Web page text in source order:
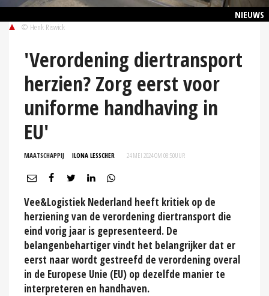
NIEUWS
© Henk Riswick
'Verordening diertransport
herzien? Zorg eerst voor
uniforme handhaving in
EU'
MAATSCHAPPIJ ILONA LESSCHER 24 MEI 2024 OM 08:50UUR
Vee&Logistiek Nederland heeft kritiek op de
herziening van de verordening diertransport die
eind vorig jaar is gepresenteerd. De
belangenbehartiger vindt het belangrijker dat er
eerst naar wordt gestreefd de verordening overal
in de Europese Unie (EU) op dezelfde manier te
interpreteren en handhaven.